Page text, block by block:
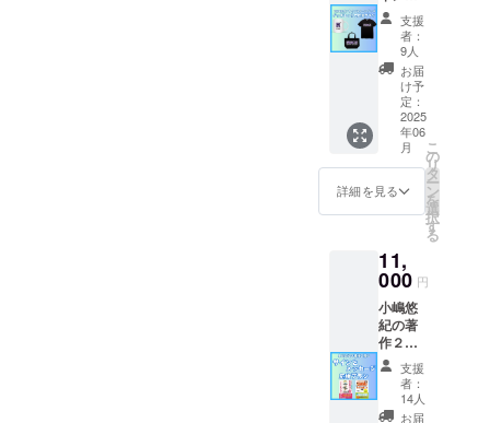
ちの方
のみの
特別資
料提
供」も
ありま
す！
ゲット
できま
す！
「ふみ
おくん
とおち
つくの
セッ
ト」等
の予定
です。
前
（ニッ
クネー
ム）を
掲載し
ます。
・掲載
期間：
事業が
存続す
る限り
字の
み、ロ
ゴ／バ
ナーの
掲載も
可能 ・
掲載サ
イズ：
小サイ
ズ ・支
クー
ル
グッズ
セット
で応援
プラン
全ての
RIDGE
オンラ
インス
クール
のグッ
ズを
でお送
りする
プラン
です！
Tシャツ
のサイ
ズを選
択して
くださ
い。
支援
者：
9人
お届
け予
定：
2025
年06
月
詳細を見る
こ
の
リ
タ
ー
ン
を
選
択
す
る
11,
000 円
小嶋悠
紀の著
作２冊
にサイ
ンと
メッ
セージ
支援
者：
14人
お届